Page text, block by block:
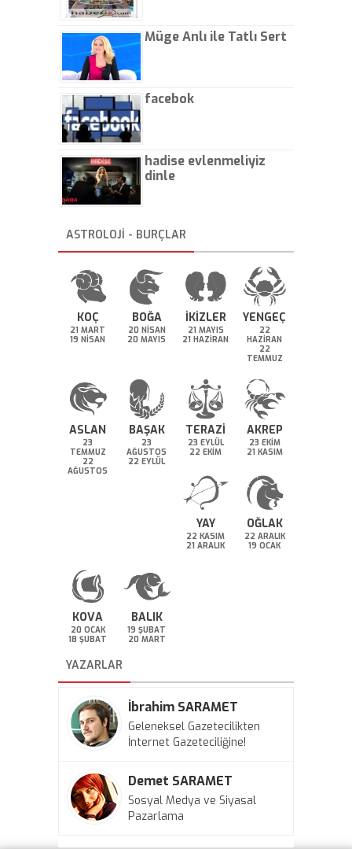
Müge Anlı ile Tatlı Sert
facebok
hadise evlenmeliyiz
dinle
ASTROLOJİ - BURÇLAR
KOÇ
21 MART
19 NİSAN
BOĞA
20 NİSAN
20 MAYIS
İKİZLER
21 MAYIS
21 HAZİRAN
YENGEÇ
22
HAZİRAN
22
TEMMUZ
ASLAN
23
TEMMUZ
22
AĞUSTOS
BAŞAK
23
AĞUSTOS
22 EYLÜL
TERAZİ
23 EYLÜL
22 EKİM
AKREP
23 EKİM
21 KASIM
YAY
22 KASIM
21 ARALIK
OĞLAK
22 ARALIK
19 OCAK
KOVA
20 OCAK
18 ŞUBAT
BALIK
19 ŞUBAT
20 MART
YAZARLAR
İbrahim SARAMET
Geleneksel Gazetecilikten
İnternet Gazeteciliğine!
Demet SARAMET
Sosyal Medya ve Siyasal
Pazarlama